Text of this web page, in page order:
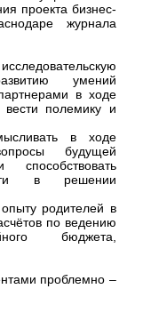
проекта бизнес-
журнала
умений
в ходе
вести полемику и
в ходе
будущей
в решении
родителей в
по ведению
бюджета,
проблемно –